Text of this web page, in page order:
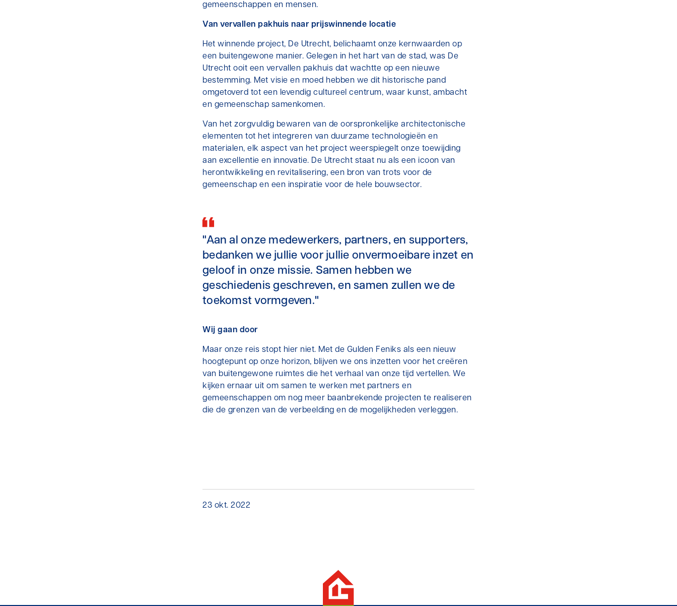
gemeenschappen en mensen.
Van vervallen pakhuis naar prijswinnende locatie
Het winnende project, De Utrecht, belichaamt onze kernwaarden op
een buitengewone manier. Gelegen in het hart van de stad, was De
Utrecht ooit een vervallen pakhuis dat wachtte op een nieuwe
bestemming. Met visie en moed hebben we dit historische pand
omgetoverd tot een levendig cultureel centrum, waar kunst, ambacht
en gemeenschap samenkomen.
Van het zorgvuldig bewaren van de oorspronkelijke architectonische
elementen tot het integreren van duurzame technologieën en
materialen, elk aspect van het project weerspiegelt onze toewijding
aan excellentie en innovatie. De Utrecht staat nu als een icoon van
herontwikkeling en revitalisering, een bron van trots voor de
gemeenschap en een inspiratie voor de hele bouwsector.
"Aan al onze medewerkers, partners, en supporters,
bedanken we jullie voor jullie onvermoeibare inzet en
geloof in onze missie. Samen hebben we
geschiedenis geschreven, en samen zullen we de
toekomst vormgeven."
Wij gaan door
Maar onze reis stopt hier niet. Met de Gulden Feniks als een nieuw
hoogtepunt op onze horizon, blijven we ons inzetten voor het creëren
van buitengewone ruimtes die het verhaal van onze tijd vertellen. We
kijken ernaar uit om samen te werken met partners en
gemeenschappen om nog meer baanbrekende projecten te realiseren
die de grenzen van de verbeelding en de mogelijkheden verleggen.
23 okt. 2022